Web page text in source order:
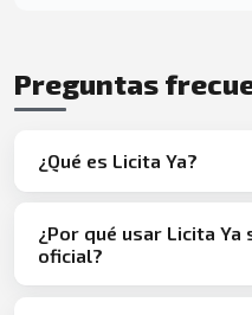
Preguntas
¿Qué es Licita Ya?
¿Por qué usar Licita
oficial?